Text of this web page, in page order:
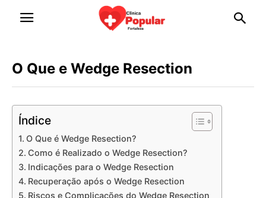
O Que e Wedge Resection
Índice
O Que é Wedge Resection?
Como é Realizado o Wedge Resection?
Indicações para o Wedge Resection
Recuperação após o Wedge Resection
Riscos e Complicações do Wedge Resection